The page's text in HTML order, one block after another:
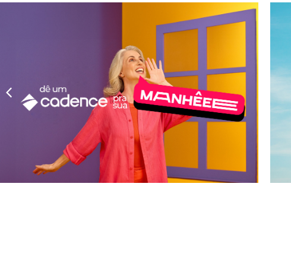
Cadence estreia
campanha para o Dia
das Mães.
Cadence